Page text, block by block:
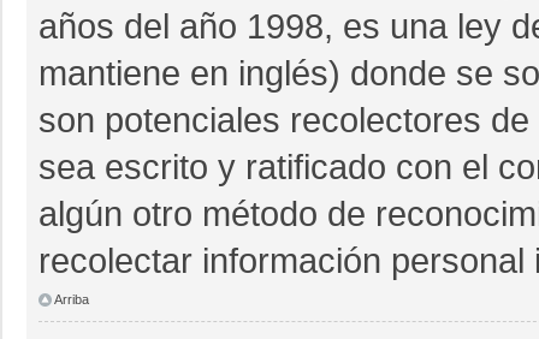
años del año 1998, es una ley
mantiene en inglés) donde se
son potenciales recolectores
sea escrito y ratificado con el
algún otro método de
recolectar información
Arriba